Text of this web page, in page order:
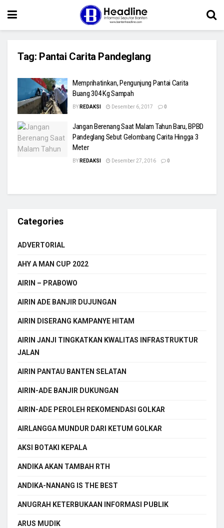
Tag: Pantai Carita Pandeglang
Memprihatinkan, Pengunjung Pantai Carita
Buang 304 Kg Sampah
BY REDAKSI Desember 6, 2017 0
Jangan Berenang Saat Malam Tahun Baru, BPBD
Pandeglang Sebut Gelombang Carita Hingga 3
Meter
BY REDAKSI Desember 27, 2016 0
Categories
ADVERTORIAL
AHY A MAN CUP 2022
AIRIN – PRABOWO
AIRIN ADE BANJIR DUJUNGAN
AIRIN DISERANG KAMPANYE HITAM
AIRIN JANJI TINGKATKAN KWALITAS INFRASTRUKTUR
JALAN
AIRIN PANTAU BANTEN SELATAN
AIRIN-ADE BANJIR DUKUNGAN
AIRIN-ADE PEROLEH REKOMENDASI GOLKAR
AIRLANGGA MUNDUR DARI KETUM GOLKAR
AKSI BOTAKI KEPALA
ANDIKA AKAN TAMBAH RTH
ANDIKA-NANANG IS THE BEST
ANUGRAH KETERBUKAAN INFORMASI PUBLIK
ARUS MUDIK